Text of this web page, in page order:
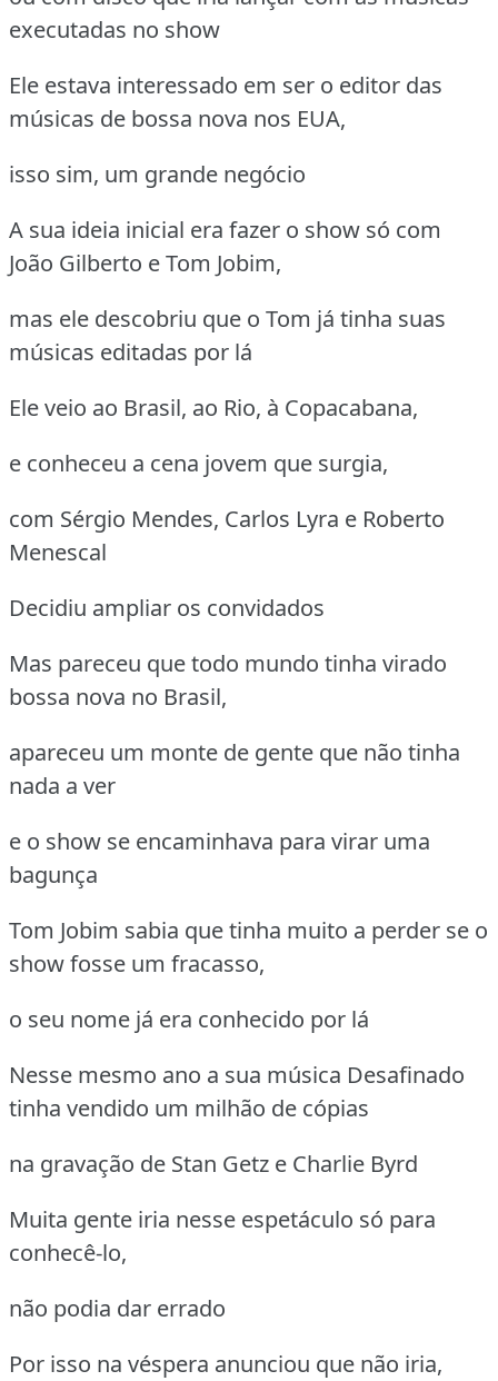
executadas no show
Ele estava interessado em ser o editor das
músicas de bossa nova nos EUA,
isso sim, um grande negócio
A sua ideia inicial era fazer o show só com
João Gilberto e Tom Jobim,
mas ele descobriu que o Tom já tinha suas
músicas editadas por lá
Ele veio ao Brasil, ao Rio, à Copacabana,
e conheceu a cena jovem que surgia,
com Sérgio Mendes, Carlos Lyra e Roberto
Menescal
Decidiu ampliar os convidados
Mas pareceu que todo mundo tinha virado
bossa nova no Brasil,
apareceu um monte de gente que não tinha
nada a ver
e o show se encaminhava para virar uma
bagunça
Tom Jobim sabia que tinha muito a perder se o
show fosse um fracasso,
o seu nome já era conhecido por lá
Nesse mesmo ano a sua música Desafinado
tinha vendido um milhão de cópias
na gravação de Stan Getz e Charlie Byrd
Muita gente iria nesse espetáculo só para
conhecê-lo,
não podia dar errado
Por isso na véspera anunciou que não iria,